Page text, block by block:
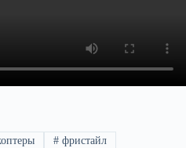
# фристайл